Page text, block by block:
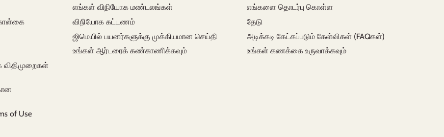
விதிமுறைகள்
of Use
எங்கள் விநியோக மண்டலங்கள்
விநியோக கட்டணம்
ஜிமெயில் பயனர்களுக்கு முக்கியமான செய்தி
உங்கள் ஆர்டரைக் கண்காணிக்கவும்
எங்களை தொடர்பு கொள்ள
தேடு
அடிக்கடி கேட்கப்படும் கேள்விகள் (FAQகள்)
உங்கள் கணக்கை உருவாக்கவும்